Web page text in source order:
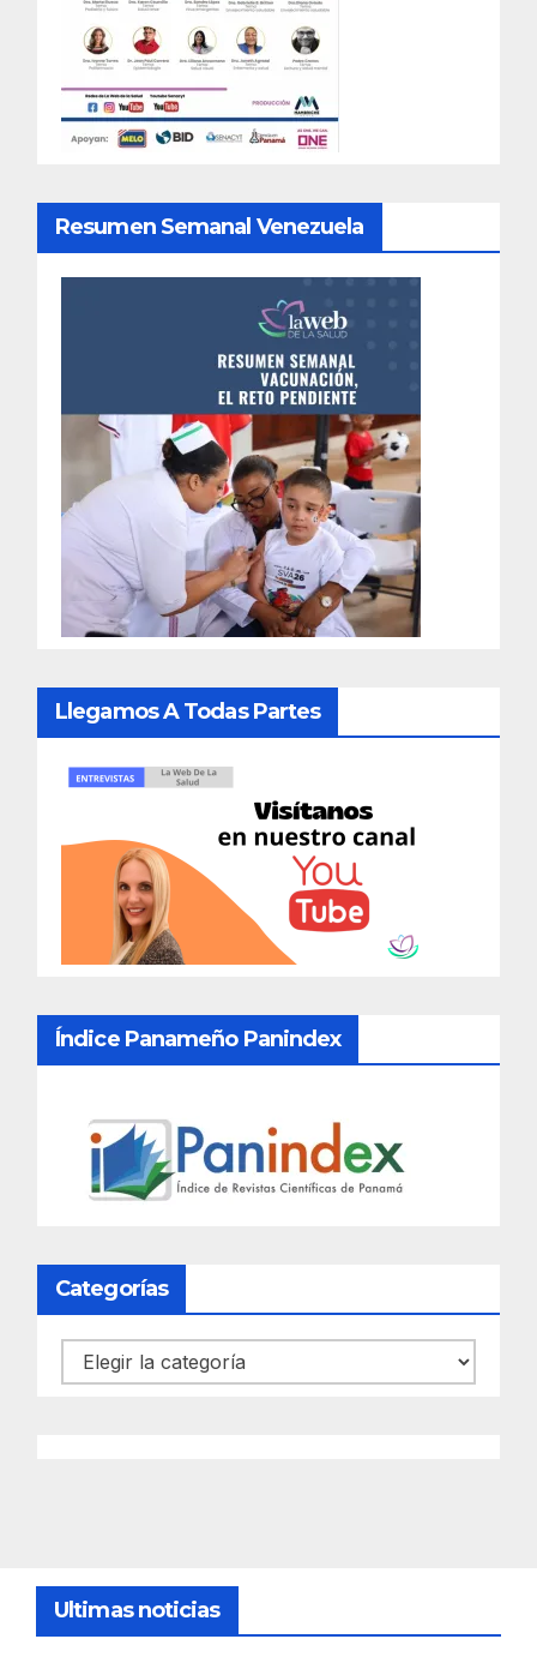
Resumen Semanal Venezuela
Llegamos A Todas Partes
Índice Panameño Panindex
Categorías
Categorías
Ultimas noticias